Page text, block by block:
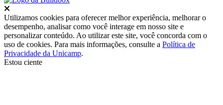
Utilizamos cookies para oferecer melhor experiência, melhorar o
desempenho, analisar como você interage em nosso site e
personalizar conteúdo. Ao utilizar este site, você concorda com o
uso de cookies. Para mais informações, consulte a Política de
Privacidade da Unicamp.
Estou ciente